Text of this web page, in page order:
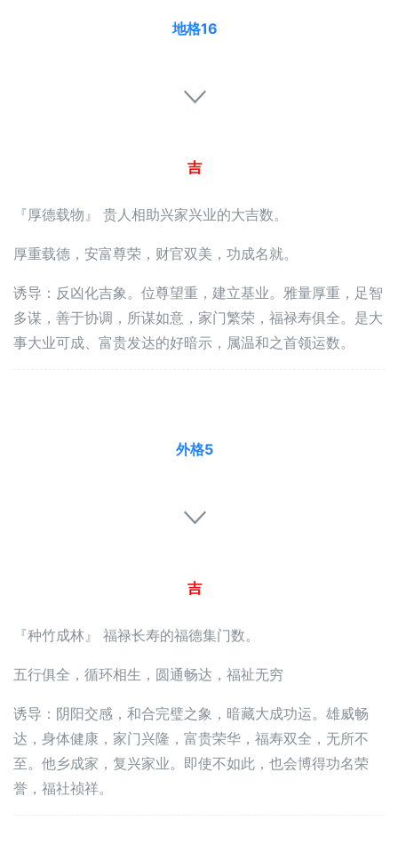
地格16
吉
『厚德载物』 贵人相助兴家兴业的大吉数。
厚重载德，安富尊荣，财官双美，功成名就。
诱导：反凶化吉象。位尊望重，建立基业。雅量厚重，足智
多谋，善于协调，所谋如意，家门繁荣，福禄寿俱全。是大
事大业可成、富贵发达的好暗示，属温和之首领运数。
外格5
吉
『种竹成林』 福禄长寿的福德集门数。
五行俱全，循环相生，圆通畅达，福祉无穷
诱导：阴阳交感，和合完璧之象，暗藏大成功运。雄威畅
达，身体健康，家门兴隆，富贵荣华，福寿双全，无所不
至。他乡成家，复兴家业。即使不如此，也会博得功名荣
誉，福社祯祥。